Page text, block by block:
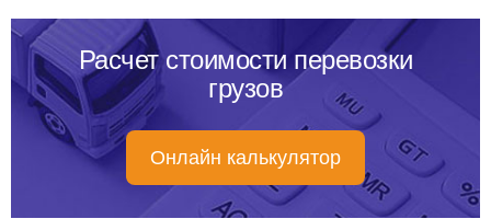
Расчет стоимости перевозки
грузов
Онлайн калькулятор